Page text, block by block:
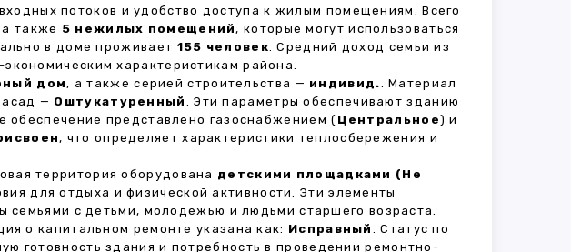
потоков и удобство доступа к жилым помещениям. Всего
а также 5 нежилых помещений, которые могут использоваться
в доме проживает 155 человек. Средний доход семьи из
характеристикам района.
дом, а также серией строительства — индивид.. Материал
— Оштукатуренный . Эти параметры обеспечивают зданию
обеспечение представлено газоснабжением ( Центральное) и
, что определяет характеристики теплосбережения и
территория оборудована детскими площадками (Не
для отдыха и физической активности. Эти элементы
семьями с детьми, молодёжью и людьми старшего возраста.
о капитальном ремонте указана как: Исправный . Статус по
готовность здания и потребность в проведении ремонтно-